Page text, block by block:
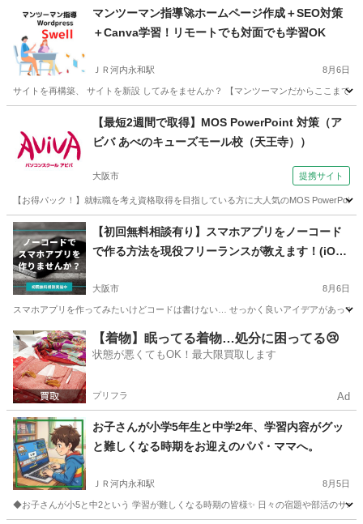
ＪＲ河内永和駅 Windows総合 マンツーマン
マンツーマン指導🚀ホームページ作成＋SEO対策
＋Canva学習！リモートでも対面でも学習OK
ＪＲ河内永和駅 8月6日
サイトを再構築、 サイトを新設 してみをませんか？ 【マンツーマンだからここ
ＪＲ河内永和駅 ホームページ作成
【最短2週間で取得】MOS PowerPoint 対策（ア
ビバ あべのキューズモール校（天王寺））
大阪市 提携サイト
【お得パック！】就転職を考え資格取得を目指している方に大人気のMOS
大阪 大阪市 パワーポイント
【初回無料相談有り】スマホアプリをノーコード
で作る方法を現役フリーランスが教えます！(iOS
大阪市 8月6日
スマホアプリを作ってみたいけどコードは書けない… せっかく良いアイデアがあって
大阪 大阪市 その他 東京 世田谷区 その他
ノーコード
【着物】眠ってる着物…処分に困ってる😢
状態が悪くてもOK！最大限買取します
プリフラ Ad
お子さんが小学5年生と中学2年、学習内容がグッ
と難しくなる時期をお迎えのパパ・ママへ。
ＪＲ河内永和駅 8月5日
◆お子さんが小5と中2という 学習が難しくなる時期の皆様✨ 日々の宿題や部活のサ